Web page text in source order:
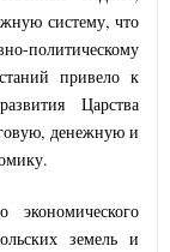
систему, что
политическому
привело к
Царства
денежную и
земель и